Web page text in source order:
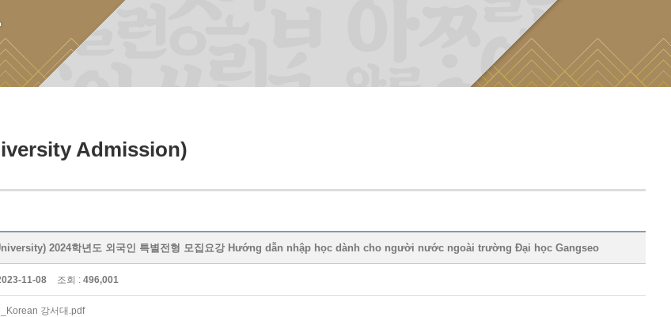
언론보도
(Media Coverage)
(2023 Fair)
Admission)
2024학년도 외국인 특별전형 모집요강 Hướng dẫn nhập học dành cho người nước ngoài trường Đại học Gangseo
11-08 조회 : 496,001
강서대.pdf